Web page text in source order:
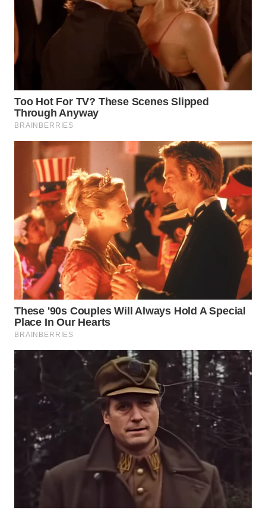
WN
INDRAMAYU
WN
MAJALENGKA
WN
SUBANG
WN
SUKABUMI
WN
PURWAKARTA
WN
PRIANGAN
TIMUR
WN
BOROBUDUR
WN
MADURA
WN